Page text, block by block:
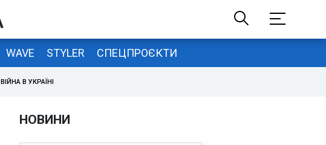
WAVE STYLER СПЕЦПРОЄКТИ
ВІЙНА В УКРАЇНІ
НОВИНИ